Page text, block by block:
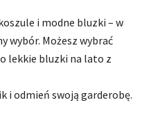
i modne bluzki – w
wybór. Możesz wybrać
lekkie bluzki na lato z
i odmień swoją garderobę.